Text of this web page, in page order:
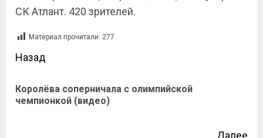
СК Атлант. 420 зрителей.
Материал прочитали: 277
Назад
Королёва соперничала с олимпийской
чемпионкой (видео)
Далее